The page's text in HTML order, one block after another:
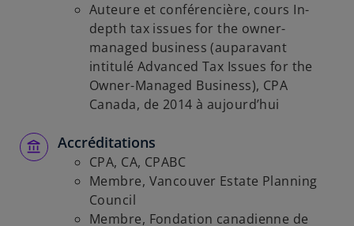
Auteure et conférencière, cours In-
depth tax issues for the owner-
managed business (auparavant
intitulé Advanced Tax Issues for the
Owner-Managed Business), CPA
Canada, de 2014 à aujourd’hui
Accréditations
CPA, CA, CPABC
Membre, Vancouver Estate Planning
Council
Membre, Fondation canadienne de